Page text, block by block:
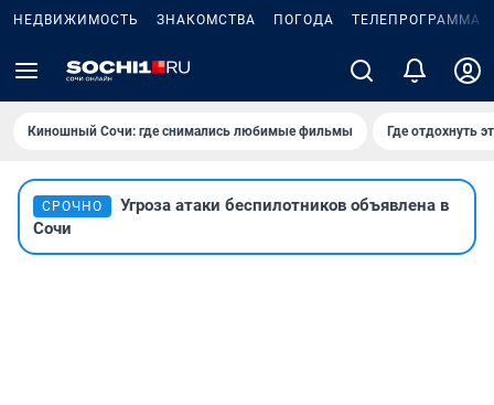
НЕДВИЖИМОСТЬ ЗНАКОМСТВА ПОГОДА ТЕЛЕПРОГРАММА
Киношный Сочи: где снимались любимые фильмы Где отдохнуть
СРОЧНО
Угроза атаки беспилотников объявлена в
Сочи